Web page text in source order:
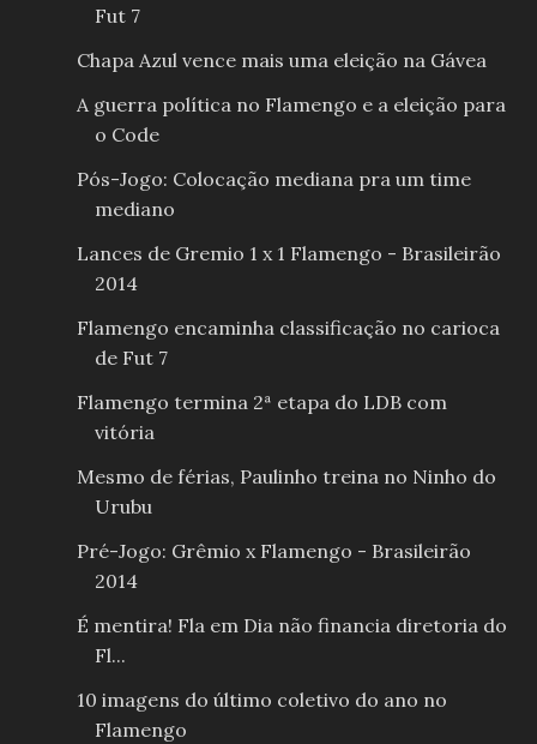
Fut 7
Chapa Azul vence mais uma eleição na Gávea
A guerra política no Flamengo e a eleição para
o Code
Pós-Jogo: Colocação mediana pra um time
mediano
Lances de Gremio 1 x 1 Flamengo - Brasileirão
2014
Flamengo encaminha classificação no carioca
de Fut 7
Flamengo termina 2ª etapa do LDB com
vitória
Mesmo de férias, Paulinho treina no Ninho do
Urubu
Pré-Jogo: Grêmio x Flamengo - Brasileirão
2014
É mentira! Fla em Dia não financia diretoria do
Fl...
10 imagens do último coletivo do ano no
Flamengo